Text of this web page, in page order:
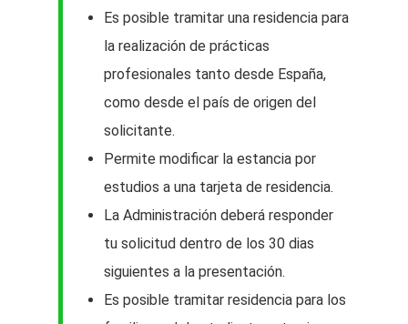
Es posible tramitar una residencia para
la realización de prácticas
profesionales tanto desde España,
como desde el país de origen del
solicitante.
Permite modificar la estancia por
estudios a una tarjeta de residencia.
La Administración deberá responder
tu solicitud dentro de los 30 dias
siguientes a la presentación.
Es posible tramitar residencia para los